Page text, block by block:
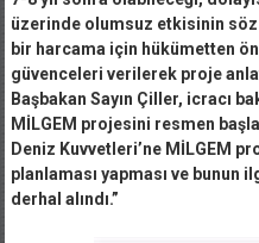
üzerinde olumsuz etkisinin söz
bir harcama için hükümetten
güvenceleri verilerek proje
Başbakan Sayın Çiller, icracı
MİLGEM projesini resmen
Deniz Kuvvetleri’ne MİLGEM
planlaması yapması ve
derhal alındı.”